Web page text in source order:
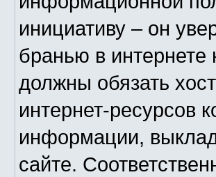
инициативу – он
бранью в
должны обязать
интернет-ресурсов
информации,
сайте.